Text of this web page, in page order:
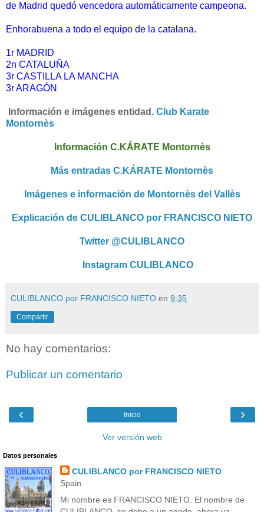
de Madrid quedó vencedora automáticamente campeona.
Enhorabuena a todo el equipo de la catalana.
1r MADRID
2n CATALUÑA
3r CASTILLA LA MANCHA
3r ARAGÓN
nformación e imágenes entidad. Club Karate
Montornès
Información C.KÁRATE Montornès
Más entradas C.KÁRATE Montornès
Imágenes e información de Montornès del Vallès
Explicación de CULIBLANCO por FRANCISCO NIETO
Twitter @CULIBLANCO
Instagram CULIBLANCO
CULIBLANCO por FRANCISCO NIETO en 9:35
Compartir
No hay comentarios:
Publicar un comentario
‹ ›
Inicio
Ver versión web
Datos personales
CULIBLANCO por FRANCISCO NIETO
Spain
Mi nombre es FRANCISCO NIETO. El nombre de